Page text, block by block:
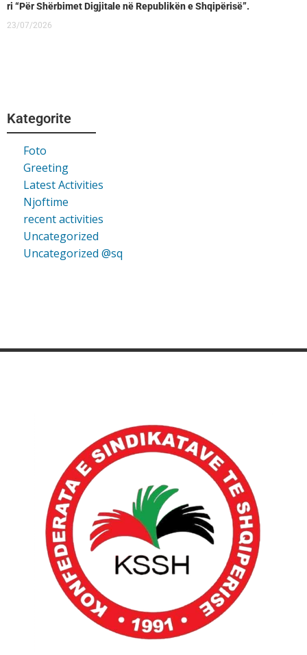
ri “Për Shërbimet Digjitale në Republikën e Shqipërisë”.
23/07/2026
Kategorite
Foto
Greeting
Latest Activities
Njoftime
recent activities
Uncategorized
Uncategorized @sq